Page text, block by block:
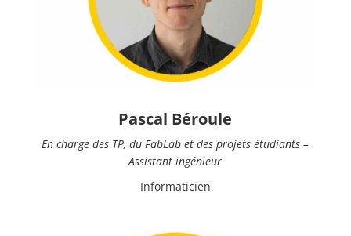
Pascal Béroule
En charge des TP, du FabLab et des projets étudiants –
Assistant ingénieur
Informaticien